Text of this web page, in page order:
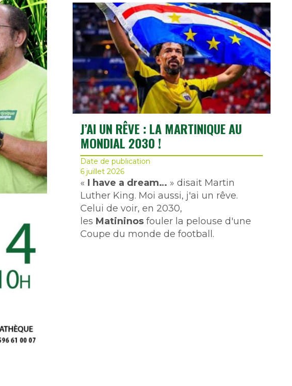
J’AI UN RÊVE : LA MARTINIQUE AU
MONDIAL 2030 !
Date de publication
6 juillet 2026
« I have a dream… » disait Martin
Luther King. Moi aussi, j'ai un rêve.
Celui de voir, en 2030,
les Matininos fouler la pelouse d'une
Coupe du monde de football.